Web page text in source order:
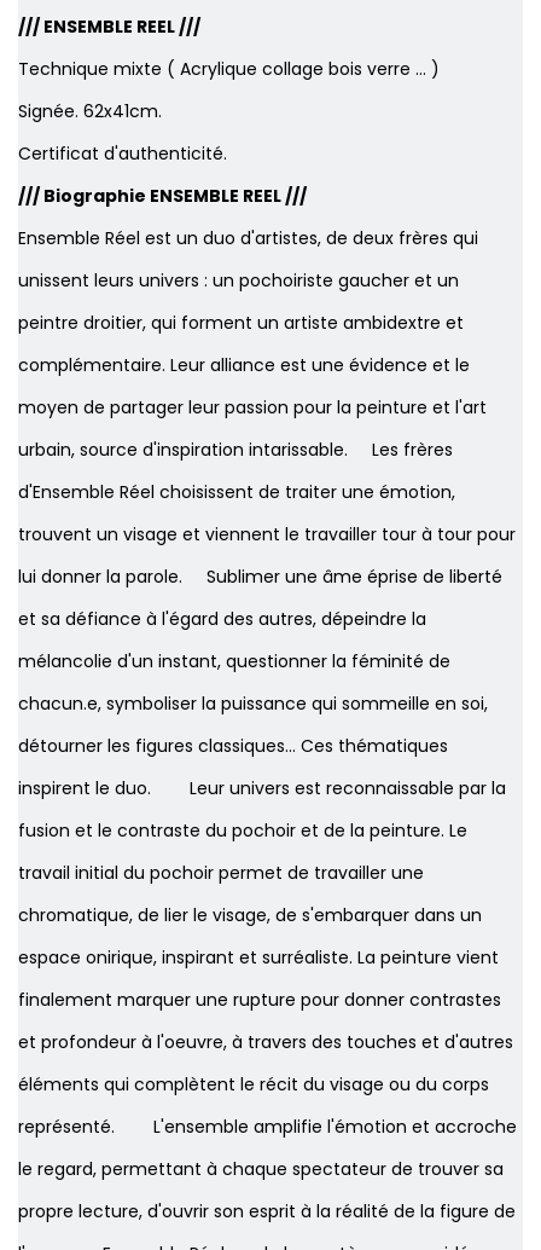
/// ENSEMBLE REEL ///
Technique mixte ( Acrylique collage bois verre ... )
Signée. 62x41cm.
Certificat d'authenticité.
/// Biographie ENSEMBLE REEL///
Ensemble Réel est un duo d'artistes, de deux frères qui
unissent leurs univers : un pochoiriste gaucher et un
peintre droitier, qui forment un artiste ambidextre et
complémentaire. Leur alliance est une évidence et le
moyen de partager leur passion pour la peinture et l'art
urbain, source d'inspiration intarissable. Les frères
d'Ensemble Réel choisissent de traiter une émotion,
trouvent un visage et viennent le travailler tour à tour pour
lui donner la parole. Sublimer une âme éprise de liberté
et sa défiance à l'égard des autres, dépeindre la
mélancolie d'un instant, questionner la féminité de
chacun.e, symboliser la puissance qui sommeille en soi,
détourner les figures classiques... Ces thématiques
inspirent le duo. ​ Leur univers est reconnaissable par la
fusion et le contraste du pochoir et de la peinture. Le
travail initial du pochoir permet de travailler une
chromatique, de lier le visage, de s'embarquer dans un
espace onirique, inspirant et surréaliste. La peinture vient
finalement marquer une rupture pour donner contrastes
et profondeur à l'oeuvre, à travers des touches et d'autres
éléments qui complètent le récit du visage ou du corps
représenté. ​ L'ensemble amplifie l'émotion et accroche
le regard, permettant à chaque spectateur de trouver sa
propre lecture, d'ouvrir son esprit à la réalité de la figure de